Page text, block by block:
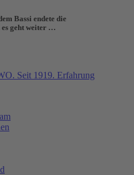
Bassi endete die
es geht weiter …